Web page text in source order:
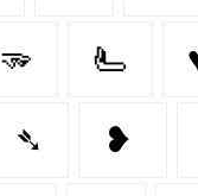
🫳 🫷
➴ ❥